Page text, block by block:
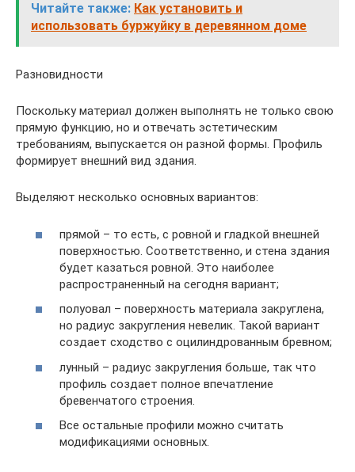
Читайте также: Как установить и
использовать буржуйку в деревянном доме
Разновидности
Поскольку материал должен выполнять не только свою
прямую функцию, но и отвечать эстетическим
требованиям, выпускается он разной формы. Профиль
формирует внешний вид здания.
Выделяют несколько основных вариантов:
прямой – то есть, с ровной и гладкой внешней
поверхностью. Соответственно, и стена здания
будет казаться ровной. Это наиболее
распространенный на сегодня вариант;
полуовал – поверхность материала закруглена,
но радиус закругления невелик. Такой вариант
создает сходство с оцилиндрованным бревном;
лунный – радиус закругления больше, так что
профиль создает полное впечатление
бревенчатого строения.
Все остальные профили можно считать
модификациями основных.